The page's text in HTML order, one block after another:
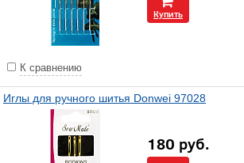
Купить
К сравнению
Иглы для ручного шитья Donwei 97028
180 руб.